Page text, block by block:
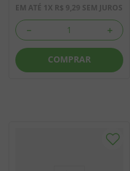
EM ATÉ 1X R$ 9,29 SEM JUROS
＋
－
COMPRAR